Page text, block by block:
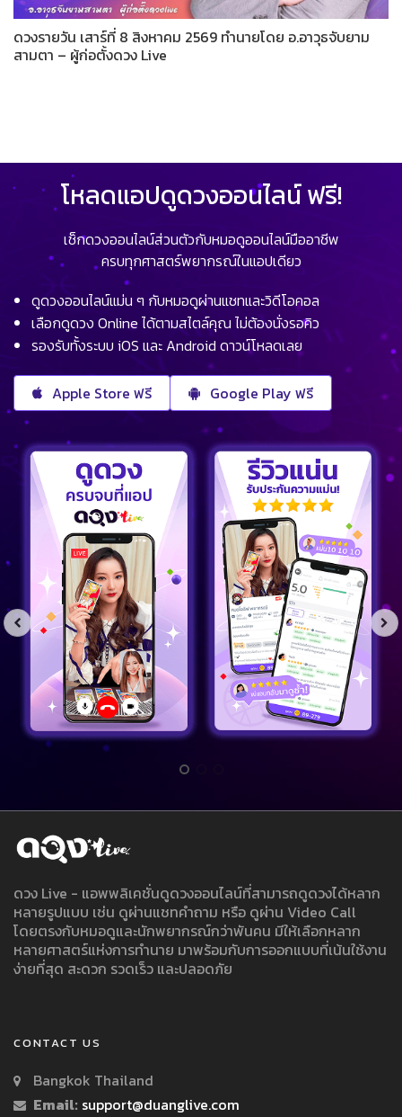
ดวงรายวัน เสาร์ที่ 8 สิงหาคม 2569 ทำนายโดย อ.อาวุธจับยาม
สามตา – ผู้ก่อตั้งดวง Live
โหลดแอปดูดวงออนไลน์ ฟรี!
เช็กดวงออนไลน์ส่วนตัวกับหมอดูออนไลน์มืออาชีพ
ครบทุกศาสตร์พยากรณ์ในแอปเดียว
ดูดวงออนไลน์แม่น ๆ กับหมอดูผ่านแชทและวิดีโอคอล
เลือกดูดวง Online ได้ตามสไตล์คุณ ไม่ต้องนั่งรอคิว
รองรับทั้งระบบ iOS และ Android ดาวน์โหลดเลย
Apple Store ฟรี Google Play ฟรี
ดวง Live - แอพพลิเคชั่นดูดวงออนไลน์ที่สามารถดูดวงได้หลาก
หลายรูปแบบ เช่น ดูผ่านแชทคำถาม หรือ ดูผ่าน Video Call
โดยตรงกับหมอดูและนักพยากรณ์กว่าพันคน มีให้เลือกหลาก
หลายศาสตร์แห่งการทำนาย มาพร้อมกับการออกแบบที่เน้นใช้งาน
ง่ายที่สุด สะดวก รวดเร็ว และปลอดภัย
CONTACT US
Bangkok Thailand
Email: support@duanglive.com